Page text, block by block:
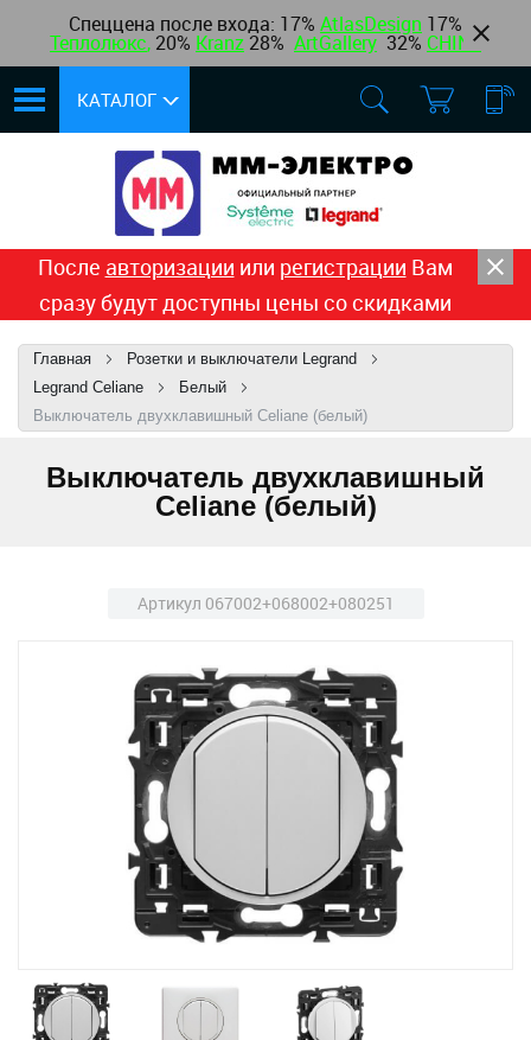
Спеццена после входа: 17% AtlasDesign 17%
Теплолюкс, 20% Kranz 28% ArtGallery 32% CHINT
КАТАЛОГ
После авторизации или регистрации Вам
сразу будут доступны цены со скидками
Главная
Розетки и выключатели Legrand
Legrand Celiane
Белый
Выключатель двухклавишный Celiane (белый)
Выключатель двухклавишный
Celiane (белый)
Артикул 067002+068002+080251